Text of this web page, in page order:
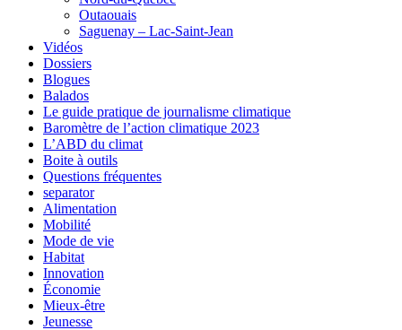
Outaouais
Saguenay – Lac-Saint-Jean
Vidéos
Dossiers
Blogues
Balados
Le guide pratique de journalisme climatique
Baromètre de l’action climatique 2023
L’ABD du climat
Boite à outils
Questions fréquentes
separator
Alimentation
Mobilité
Mode de vie
Habitat
Innovation
Économie
Mieux-être
Jeunesse